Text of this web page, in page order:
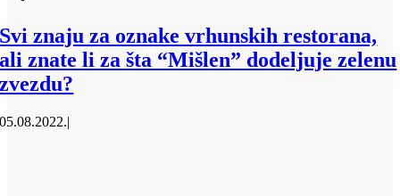
Svi znaju za oznake vrhunskih restorana,
ali znate li za šta “Mišlen” dodeljuje zelenu
zvezdu?
05.08.2022.|